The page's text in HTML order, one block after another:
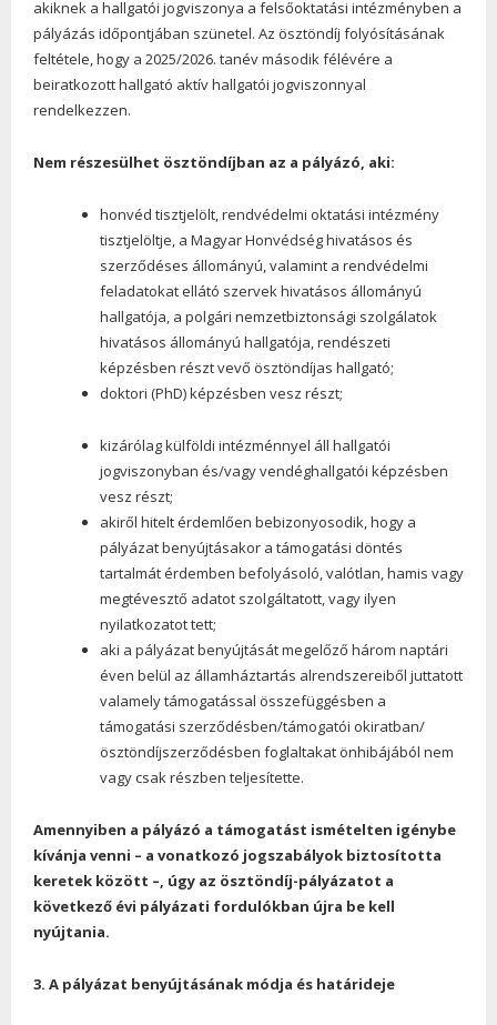
akiknek a hallgatói jogviszonya a felsőoktatási intézményben a
pályázás időpontjában szünetel. Az ösztöndíj folyósításának
feltétele, hogy a 2025/2026. tanév második félévére a
beiratkozott hallgató aktív hallgatói jogviszonnyal
rendelkezzen.
Nem részesülhet ösztöndíjban az a pályázó, aki:
honvéd tisztjelölt, rendvédelmi oktatási intézmény
tisztjelöltje, a Magyar Honvédség hivatásos és
szerződéses állományú, valamint a rendvédelmi
feladatokat ellátó szervek hivatásos állományú
hallgatója, a polgári nemzetbiztonsági szolgálatok
hivatásos állományú hallgatója, rendészeti
képzésben részt vevő ösztöndíjas hallgató;
doktori (PhD) képzésben vesz részt;
kizárólag külföldi intézménnyel áll hallgatói
jogviszonyban és/vagy vendéghallgatói képzésben
vesz részt;
akiről hitelt érdemlően bebizonyosodik, hogy a
pályázat benyújtásakor a támogatási döntés
tartalmát érdemben befolyásoló, valótlan, hamis vagy
megtévesztő adatot szolgáltatott, vagy ilyen
nyilatkozatot tett;
aki a pályázat benyújtását megelőző három naptári
éven belül az államháztartás alrendszereiből juttatott
valamely támogatással összefüggésben a
támogatási szerződésben/támogatói okiratban/
ösztöndíjszerződésben foglaltakat önhibájából nem
vagy csak részben teljesítette.
Amennyiben a pályázó a támogatást ismételten igénybe
kívánja venni – a vonatkozó jogszabályok biztosította
keretek között –, úgy az ösztöndíj-pályázatot a
következő évi pályázati fordulókban újra be kell
nyújtania.
3. A pályázat benyújtásának módja és határideje